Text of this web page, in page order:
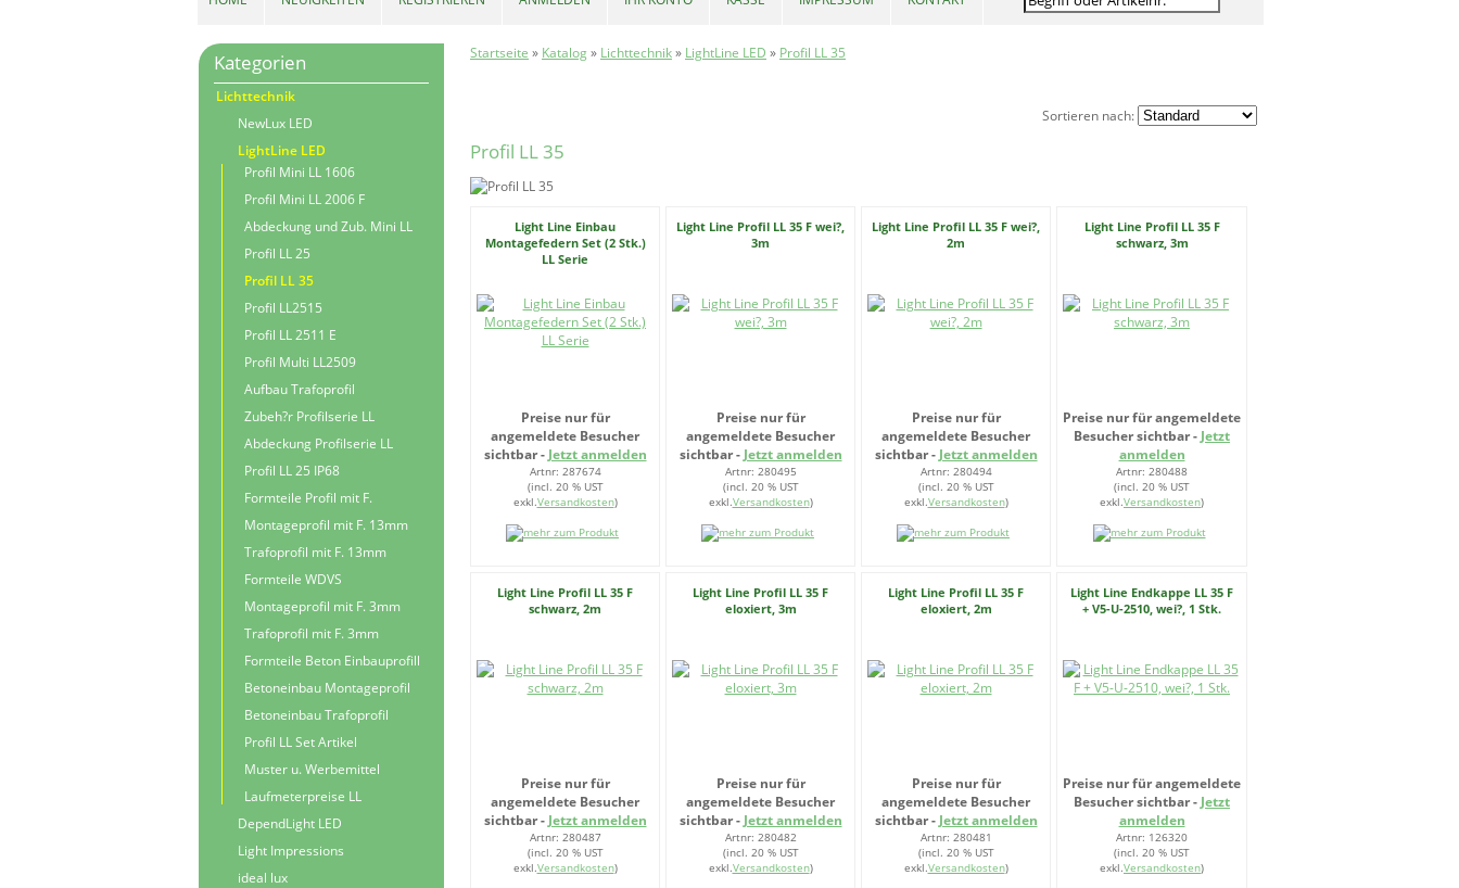
Startseite » Katalog» Lichttechnik» LightLine LED » Profil LL 35
Sortieren nach:
Profil LL 35
Light Line Einbau
Montagefedern Set (2 Stk.)
LL Serie
Preise nur für
angemeldete Besucher
sichtbar - Jetzt anmelden
Artnr: 287674
(incl. 20 % UST
exkl.Versandkosten)
Light Line Profil LL 35 F wei?,
3m
Preise nur für
angemeldete Besucher
sichtbar - Jetzt anmelden
Artnr: 280495
(incl. 20 % UST
exkl.Versandkosten)
Light Line Profil LL 35 F wei?,
2m
Preise nur für
angemeldete Besucher
sichtbar - Jetzt anmelden
Artnr: 280494
(incl. 20 % UST
exkl.Versandkosten)
Light Line Profil LL 35 F
schwarz, 3m
Preise nur für angemeldete
Besucher sichtbar - Jetzt
anmelden
Artnr: 280488
(incl. 20 % UST
exkl.Versandkosten)
Light Line Profil LL 35 F
schwarz, 2m
Preise nur für
angemeldete Besucher
sichtbar - Jetzt anmelden
Artnr: 280487
(incl. 20 % UST
exkl.Versandkosten)
Light Line Profil LL 35 F
eloxiert, 3m
Preise nur für
angemeldete Besucher
sichtbar - Jetzt anmelden
Artnr: 280482
(incl. 20 % UST
exkl.Versandkosten)
Light Line Profil LL 35 F
eloxiert, 2m
Preise nur für
angemeldete Besucher
sichtbar - Jetzt anmelden
Artnr: 280481
(incl. 20 % UST
exkl.Versandkosten)
Light Line Endkappe LL 35 F
+ V5-U-2510, wei?, 1 Stk.
Preise nur für angemeldete
Besucher sichtbar - Jetzt
anmelden
Artnr: 126320
(incl. 20 % UST
exkl.Versandkosten)
Kategorien
Lichttechnik
NewLux LED
LightLine LED
Profil Mini LL 1606
Profil Mini LL 2006 F
Abdeckung und Zub. Mini LL
Profil LL 25
Profil LL 35
Profil LL2515
Profil LL 2511 E
Profil Multi LL2509
Aufbau Trafoprofil
Zubeh?r Profilserie LL
Abdeckung Profilserie LL
Profil LL 25 IP68
Formteile Profil mit F.
Montageprofil mit F. 13mm
Trafoprofil mit F. 13mm
Formteile WDVS
Montageprofil mit F. 3mm
Trafoprofil mit F. 3mm
Formteile Beton Einbauprofill
Betoneinbau Montageprofil
Betoneinbau Trafoprofil
Profil LL Set Artikel
Muster u. Werbemittel
Laufmeterpreise LL
DependLight LED
Light Impressions
ideal lux